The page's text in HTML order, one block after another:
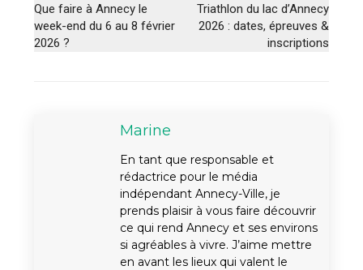
Que faire à Annecy le
week-end du 6 au 8 février
2026 ?
Triathlon du lac d’Annecy
2026 : dates, épreuves &
inscriptions
Marine
En tant que responsable et
rédactrice pour le média
indépendant Annecy-Ville, je
prends plaisir à vous faire découvrir
ce qui rend Annecy et ses environs
si agréables à vivre. J’aime mettre
en avant les lieux qui valent le